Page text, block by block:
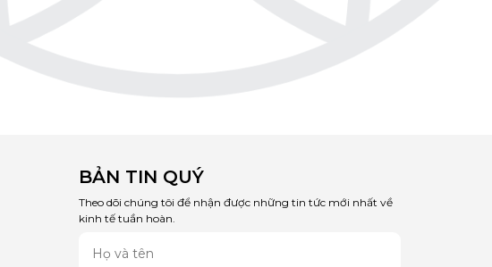
BẢN TIN QUÝ
Theo dõi chúng tôi để nhận được những tin tức mới nhất về
kinh tế tuần hoàn.